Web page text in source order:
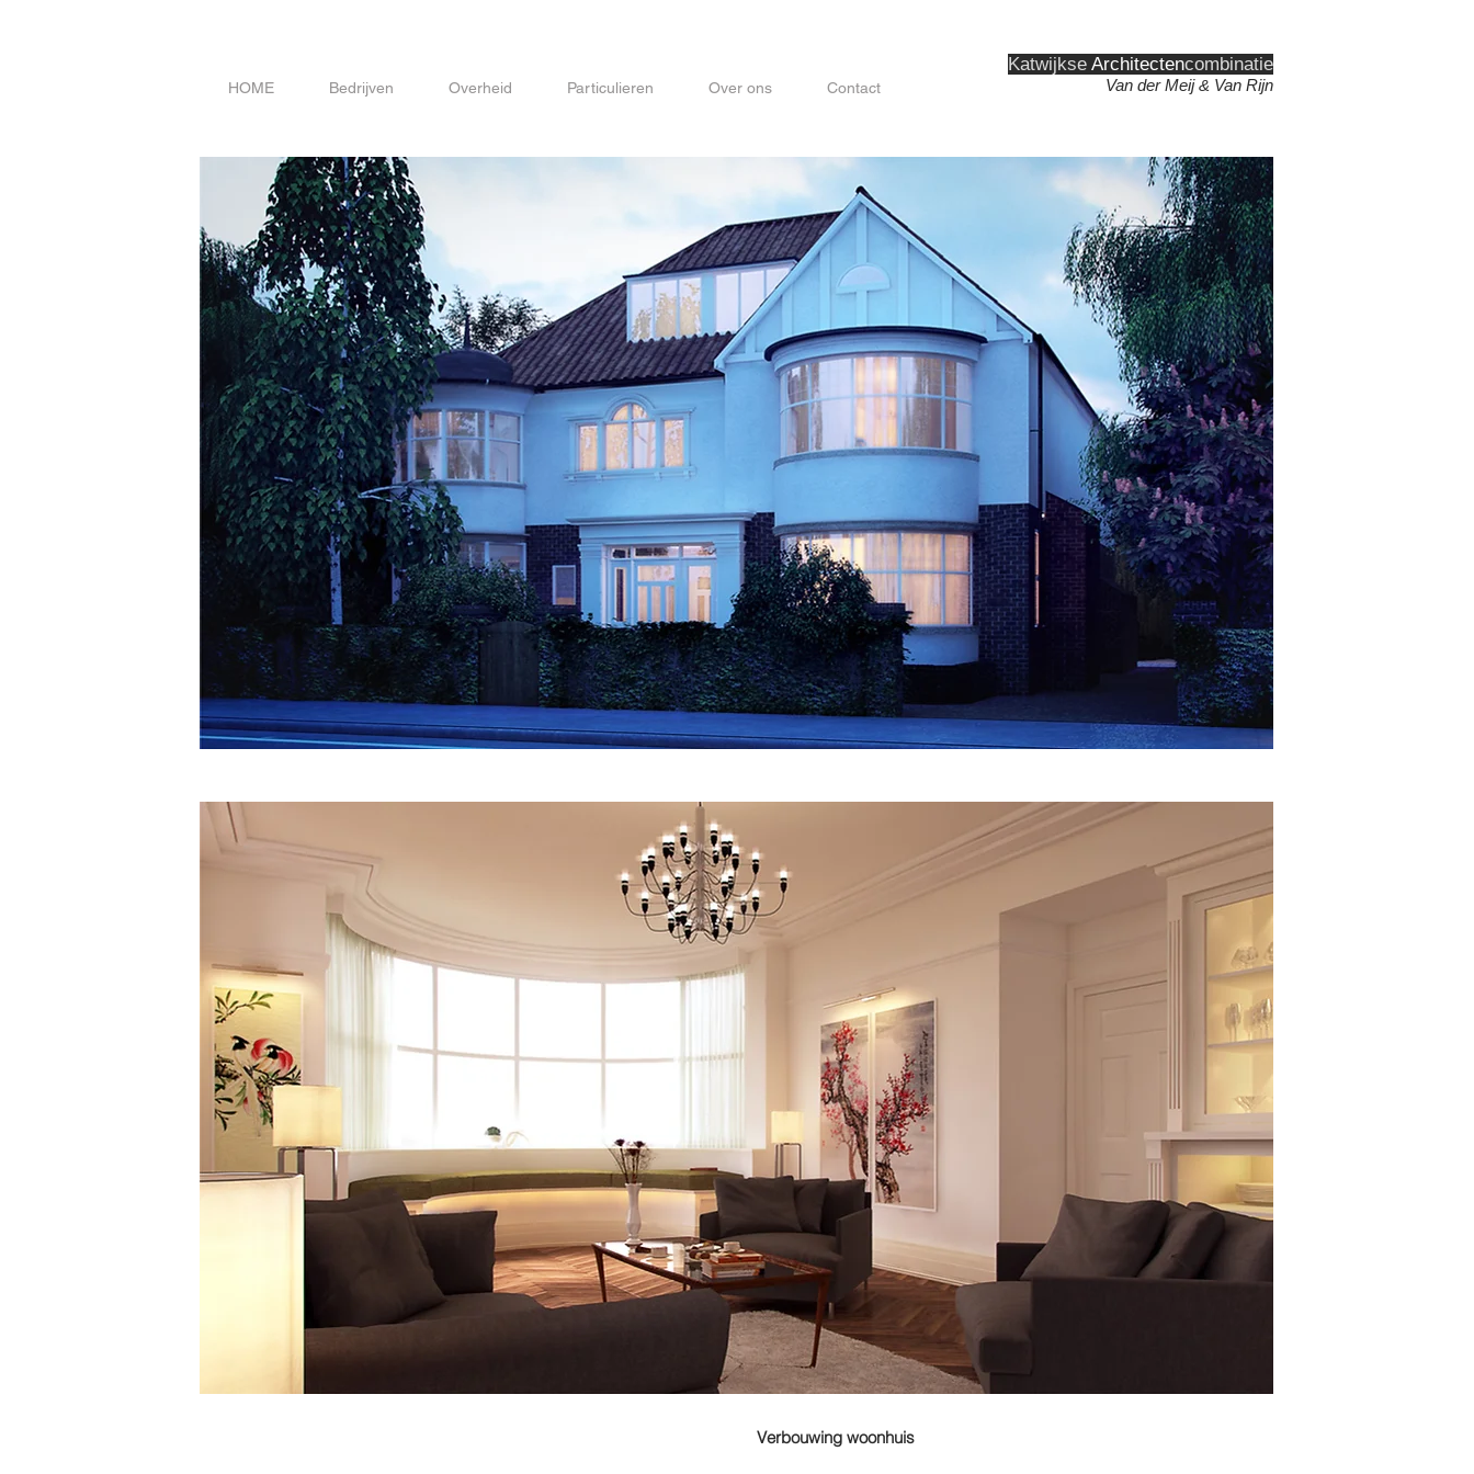
HOME Bedrijven Overheid Particulieren Over ons Contact
Katwijkse Architectencombinatie
Van der Meij & Van Rijn
Verbouwing woonhuis